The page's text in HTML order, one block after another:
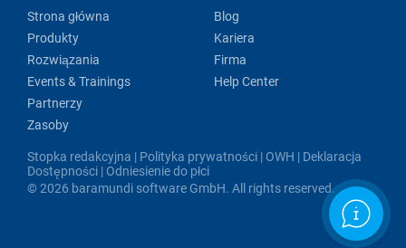
Strona główna
Produkty
Rozwiązania
Events & Trainings
Partnerzy
Zasoby
Blog
Kariera
Firma
Help Center
Stopka redakcyjna | Polityka prywatności | OWH | Deklaracja
Dostępności | Odniesienie do płci
© 2026 baramundi software GmbH. All rights reserved.